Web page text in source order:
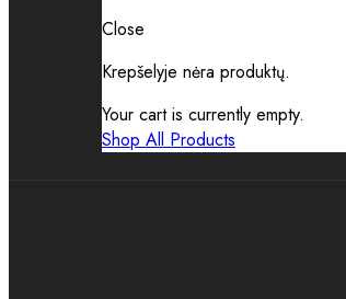
Close
Krepšelyje nėra produktų.
Your cart is currently empty.
Shop All Products